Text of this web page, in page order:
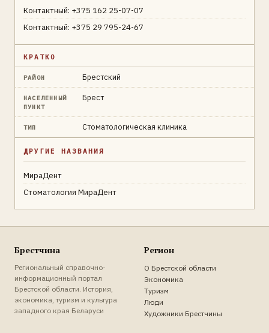
Контактный: +375 162 25-07-07
Контактный: +375 29 795-24-67
КРАТКО
РАЙОН Брестский
НАСЕЛЕННЫЙ
ПУНКТ
Брест
ТИП Стоматологическая клиника
ДРУГИЕ НАЗВАНИЯ
МираДент
Стоматология МираДент
Брестчина
Региональный справочно-
информационный портал
Брестской области. История,
экономика, туризм и культура
западного края Беларуси
Регион
О Брестской области
Экономика
Туризм
Люди
Художники Брестчины